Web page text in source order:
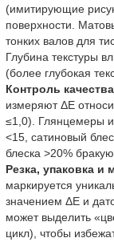
(имитирующие
поверхности.
тонких валов для
Глубина текстуры
(более глубокая
Контроль
измеряют ΔE
≤1,0). Глянцемеры
<15, сатиновый
блеска >20%
Резка, упаковка и
маркируется
значением ΔE и
может выделить
цикл), чтобы